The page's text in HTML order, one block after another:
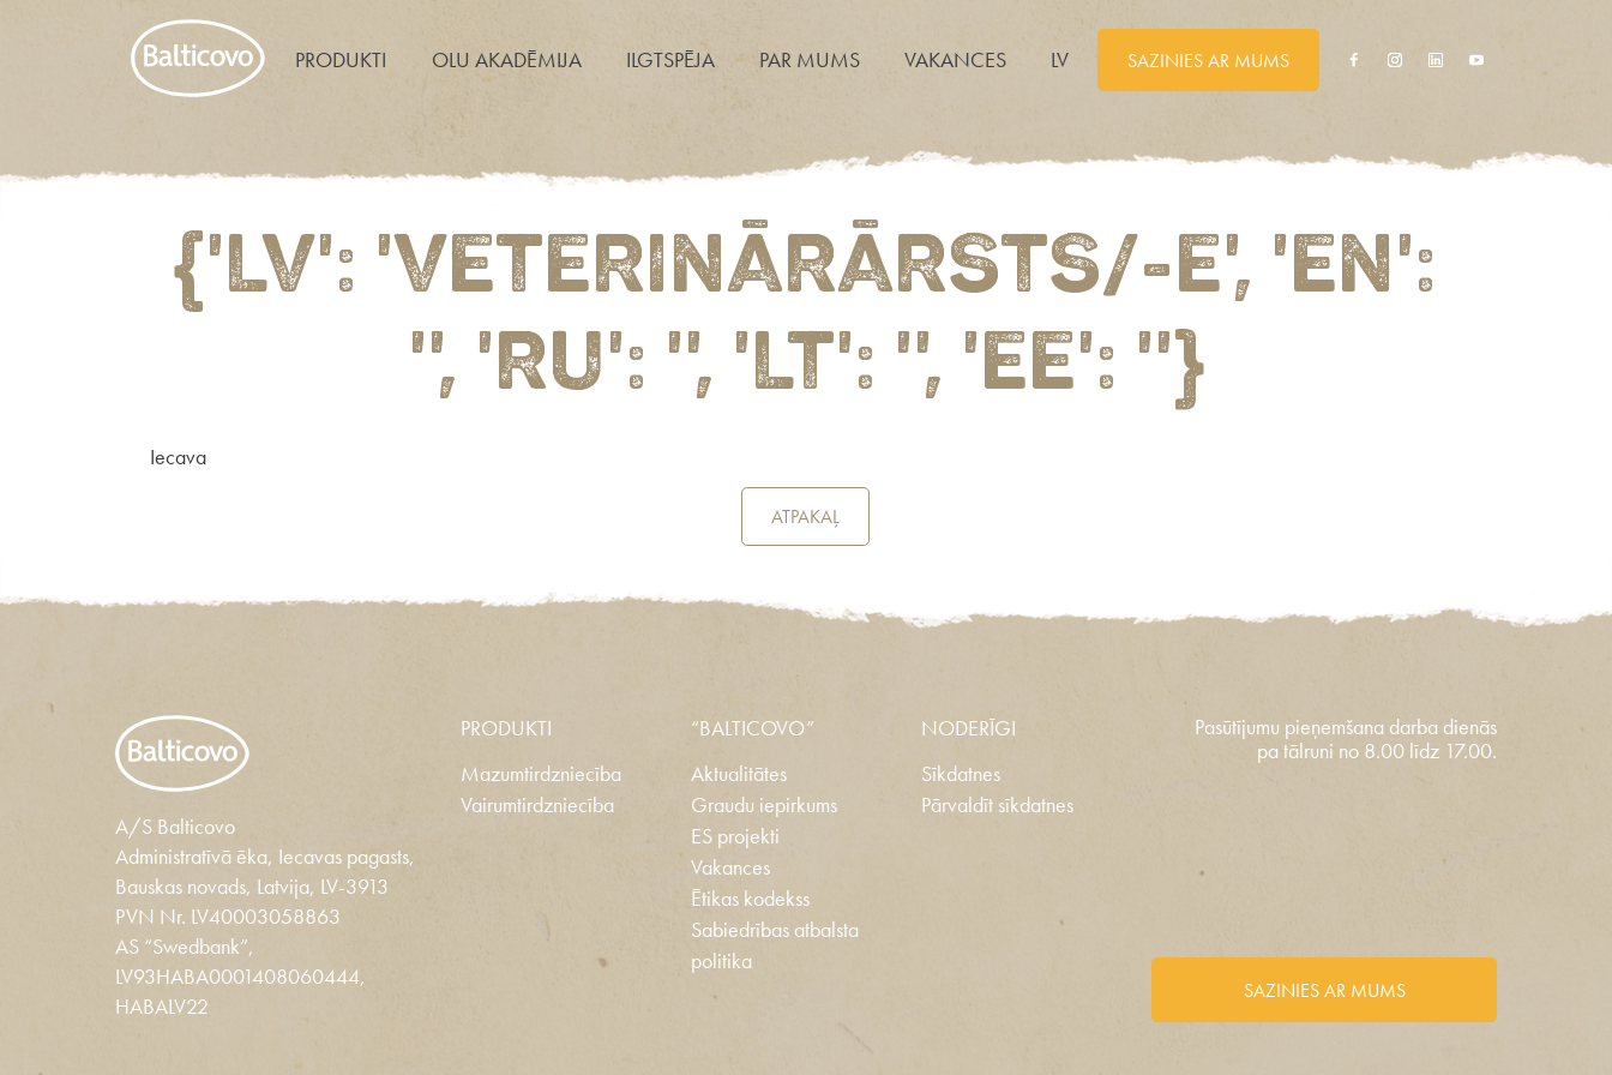
PRODUKTI OLU AKADĒMIJA ILGTSPĒJA PAR MUMS VAKANCES LV SAZINIES AR MUMS
{'LV': 'VETERINĀRĀRSTS/-E', 'EN':
'', 'RU': '', 'LT': '', 'EE': ''}
Iecava
ATPAKAĻ
A/S Balticovo
Administratīvā ēka, Iecavas pagasts,
Bauskas novads, Latvija, LV-3913
PVN Nr. LV40003058863
AS “Swedbank”,
LV93HABA0001408060444,
HABALV22
PRODUKTI
Mazumtirdzniecība
Vairumtirdzniecība
“BALTICOVO”
Aktualitātes
Graudu iepirkums
ES projekti
Vakances
Ētikas kodekss
Sabiedrības atbalsta
politika
NODERĪGI
Sīkdatnes
Pārvaldīt sīkdatnes
Pasūtījumu pieņemšana darba dienās
pa tālruni no 8.00 līdz 17.00.
SAZINIES AR MUMS